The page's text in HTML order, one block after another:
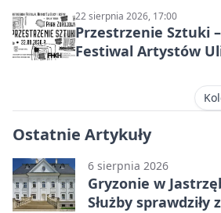
22 sierpnia 2026, 17:00
Przestrzenie Sztuki
Festiwal Artystów
Ostatnie Artykuły
6 sierpnia 2026
Gryzonie w
Służby sprawdziły